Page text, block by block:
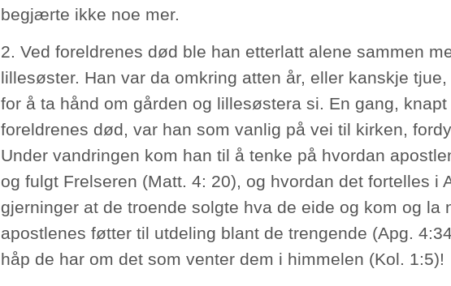
begjærte ikke noe mer.
2. Ved foreldrenes død ble han etterlatt alene sammen
lillesøster. Han var da omkring atten år, eller kanskje
for å ta hånd om gården og lillesøstera si. En gang,
foreldrenes død, var han som vanlig på vei til kirken,
Under vandringen kom han til å tenke på hvordan
og fulgt Frelseren (Matt. 4: 20), og hvordan det fortelles i
gjerninger at de troende solgte hva de eide og kom og la
apostlenes føtter til utdeling blant de trengende (Apg.
håp de har om det som venter dem i himmelen (Kol. 1:5)!